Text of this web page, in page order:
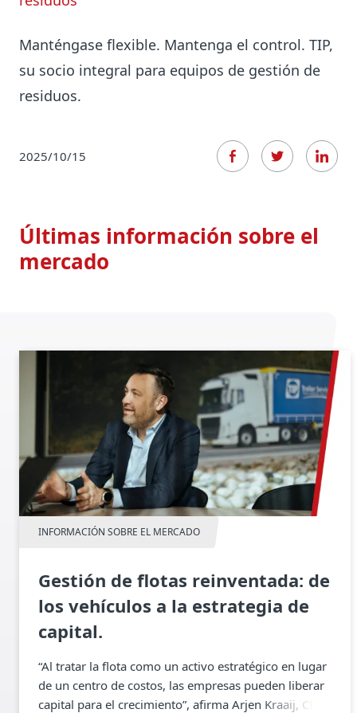
Manténgase flexible. Mantenga el control. TIP,
su socio integral para equipos de gestión de
residuos.
2025/10/15
Últimas información sobre el
mercado
INFORMACIÓN SOBRE EL MERCADO
Gestión de flotas reinventada: de
los vehículos a la estrategia de
capital.
“Al tratar la flota como un activo estratégico en lugar
de un centro de costos, las empresas pueden liberar
capital para el crecimiento”, afirma Arjen Kraaij, CEO